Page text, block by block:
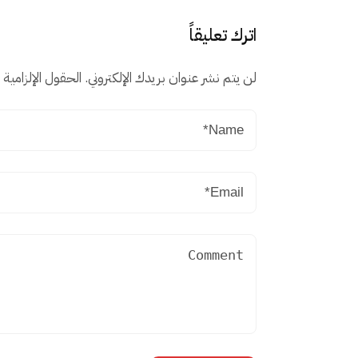
اترك تعليقاً
لن يتم نشر عنوان بريدك الإلكتروني. الحقول